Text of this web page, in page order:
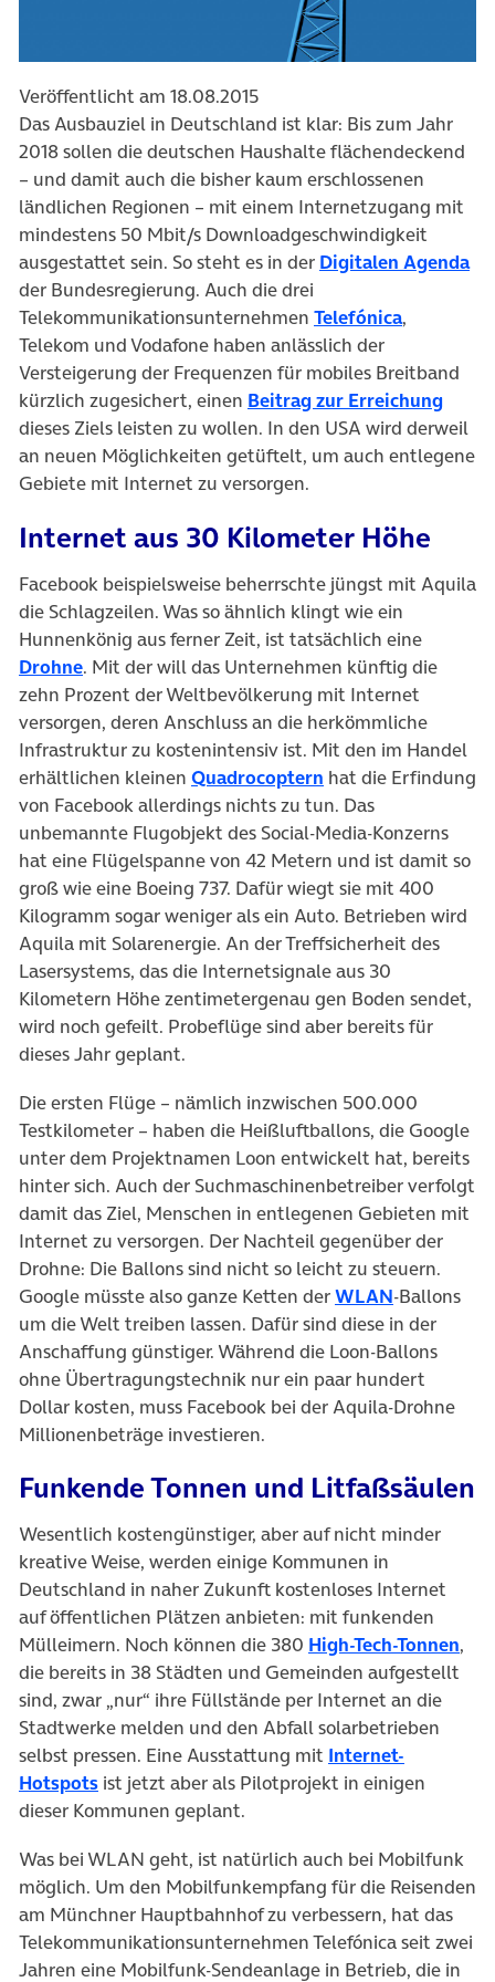
Veröffentlicht am 18.08.2015
Das Ausbauziel in Deutschland ist klar: Bis zum Jahr
2018 sollen die deutschen Haushalte flächendeckend
– und damit auch die bisher kaum erschlossenen
ländlichen Regionen – mit einem Internetzugang mit
mindestens 50 Mbit/s Downloadgeschwindigkeit
ausgestattet sein. So steht es in der Digitalen Agenda
der Bundesregierung. Auch die drei
Telekommunikationsunternehmen Telefónica(öffnet in
,
Telekom und Vodafone haben anlässlich der
Versteigerung der Frequenzen für mobiles Breitband
kürzlich zugesichert, einen Beitrag zur Erreichung
dieses Ziels leisten zu wollen. In den USA wird derweil
an neuen Möglichkeiten getüftelt, um auch entlegene
Gebiete mit Internet zu versorgen.
Internet aus 30 Kilometer Höhe
Facebook beispielsweise beherrschte jüngst mit Aquila
die Schlagzeilen. Was so ähnlich klingt wie ein
Hunnenkönig aus ferner Zeit, ist tatsächlich eine
Drohne(öffnet in neuem Tab)
. Mit der will das Unternehmen künftig die
zehn Prozent der Weltbevölkerung mit Internet
versorgen, deren Anschluss an die herkömmliche
Infrastruktur zu kostenintensiv ist. Mit den im Handel
erhältlichen kleinen Quadrocoptern (öffnet in neuem
hat die Erfindung
von Facebook allerdings nichts zu tun. Das
unbemannte Flugobjekt des Social-Media-Konzerns
hat eine Flügelspanne von 42 Metern und ist damit so
groß wie eine Boeing 737. Dafür wiegt sie mit 400
Kilogramm sogar weniger als ein Auto. Betrieben wird
Aquila mit Solarenergie. An der Treffsicherheit des
Lasersystems, das die Internetsignale aus 30
Kilometern Höhe zentimetergenau gen Boden sendet,
wird noch gefeilt. Probeflüge sind aber bereits für
dieses Jahr geplant.
Die ersten Flüge – nämlich inzwischen 500.000
Testkilometer – haben die Heißluftballons, die Google
unter dem Projektnamen Loon entwickelt hat, bereits
hinter sich. Auch der Suchmaschinenbetreiber verfolgt
damit das Ziel, Menschen in entlegenen Gebieten mit
Internet zu versorgen. Der Nachteil gegenüber der
Drohne: Die Ballons sind nicht so leicht zu steuern.
Google müsste also ganze Ketten derWLAN(öffnet in
-Ballons
um die Welt treiben lassen. Dafür sind diese in der
Anschaffung günstiger. Während die Loon-Ballons
ohne Übertragungstechnik nur ein paar hundert
Dollar kosten, muss Facebook bei der Aquila-Drohne
Millionenbeträge investieren.
Funkende Tonnen und Litfaßsäulen
Wesentlich kostengünstiger, aber auf nicht minder
kreative Weise, werden einige Kommunen in
Deutschland in naher Zukunft kostenloses Internet
auf öffentlichen Plätzen anbieten: mit funkenden
Mülleimern. Noch können die 380 High-Tech-Tonnen,
die bereits in 38 Städten und Gemeinden aufgestellt
sind, zwar „nur“ ihre Füllstände per Internet an die
Stadtwerke melden und den Abfall solarbetrieben
selbst pressen. Eine Ausstattung mit Internet-
Hotspots(öffnet in neuem Tab)
ist jetzt aber als Pilotprojekt in einigen
dieser Kommunen geplant.
Was bei WLAN geht, ist natürlich auch bei Mobilfunk
möglich. Um den Mobilfunkempfang für die Reisenden
am Münchner Hauptbahnhof zu verbessern, hat das
Telekommunikationsunternehmen Telefónica seit zwei
Jahren eine Mobilfunk-Sendeanlage in Betrieb, die in